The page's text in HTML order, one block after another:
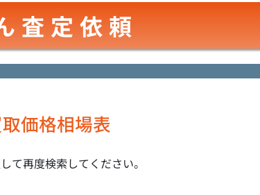
査定依頼
価格相場表
て再度検索してください。